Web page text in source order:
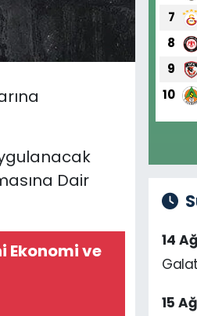
Dair
Ekonomi ve
7
8
9
10
14
15